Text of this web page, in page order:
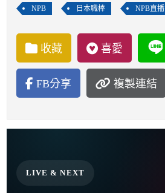
NPB 日本職棒 NPB直播
收藏 喜愛
FB分享 複製連結
LIVE & NEXT